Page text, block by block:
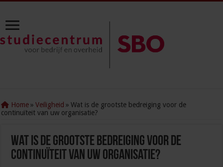
Home » Veiligheid » Wat is de grootste bedreiging voor de
continuïteit van uw organisatie?
Wat is de grootste bedreiging voor de
continuïteit van uw organisatie?